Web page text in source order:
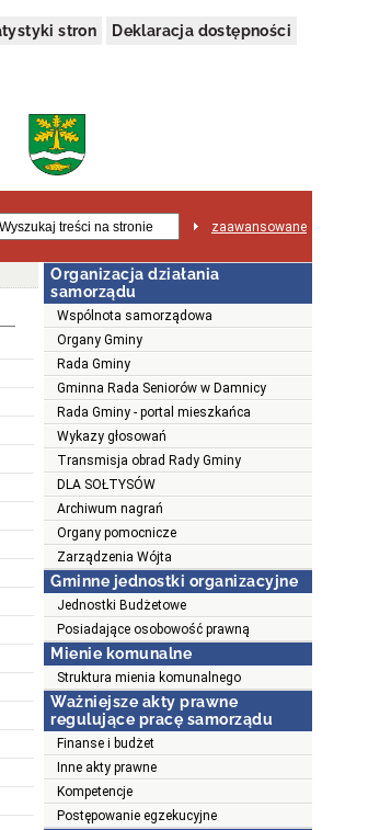
stron Deklaracja dostępności
zaawansowane
Organizacja działania
samorządu
Wspólnota samorządowa
Organy Gminy
Rada Gminy
Gminna Rada Seniorów w Damnicy
Rada Gminy - portal mieszkańca
Wykazy głosowań
Transmisja obrad Rady Gminy
DLA SOŁTYSÓW
Archiwum nagrań
Organy pomocnicze
Zarządzenia Wójta
Gminne jednostki organizacyjne
Jednostki Budżetowe
Posiadające osobowość prawną
Mienie komunalne
Struktura mienia komunalnego
Ważniejsze akty prawne
regulujące pracę samorządu
Finanse i budżet
Inne akty prawne
Kompetencje
Postępowanie egzekucyjne